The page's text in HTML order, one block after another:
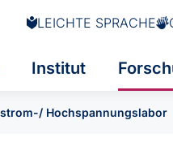
LEICHTE SPRACHE
Institut
Hochspannungslabor